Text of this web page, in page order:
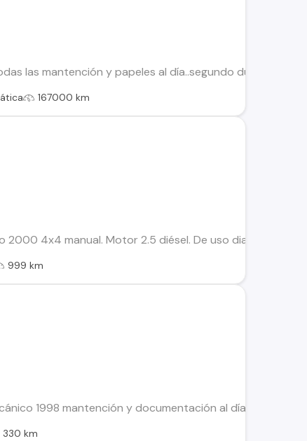
las mantención y papeles al día..segundo dueño.
167000 km
2000 4x4 manual. Motor 2.5 diésel. De uso diario,
999 km
1998 mantención y documentación al día. Contacto
330 km